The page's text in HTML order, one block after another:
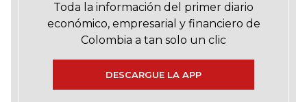
Toda la información del primer diario
económico, empresarial y financiero de
Colombia a tan solo un clic
DESCARGUE LA APP